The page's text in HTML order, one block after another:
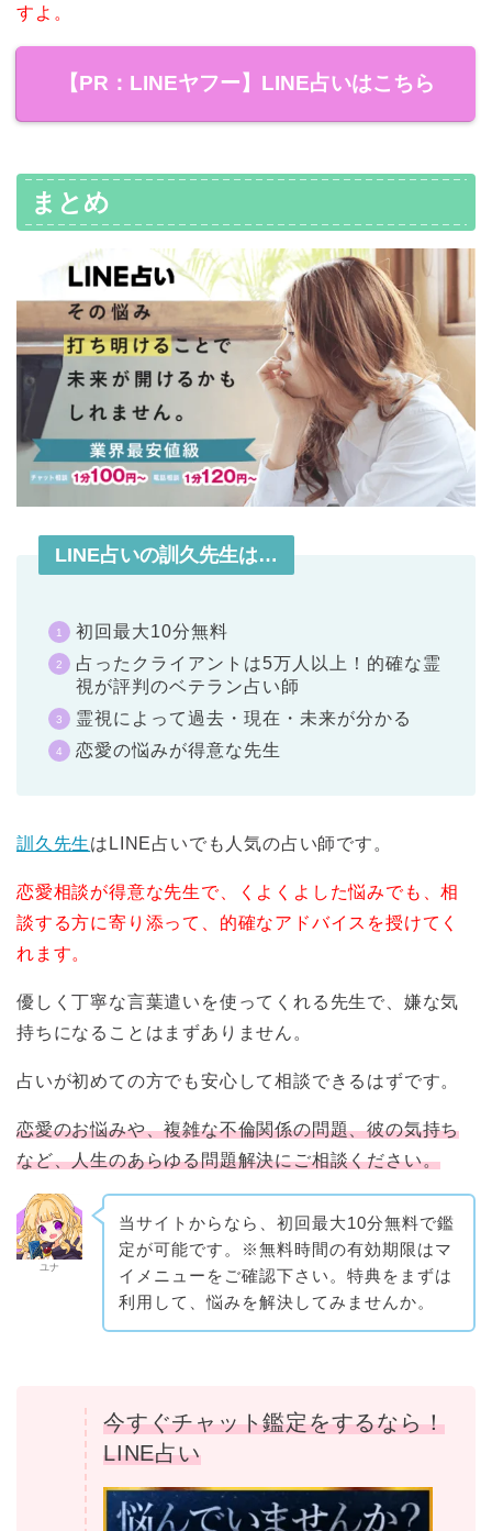
すよ。
【PR：LINEヤフー】LINE占いはこちら
まとめ
LINE占いの訓久先生は…
初回最大10分無料
占ったクライアントは5万人以上！的確な霊
視が評判のベテラン占い師
霊視によって過去・現在・未来が分かる
恋愛の悩みが得意な先生
訓久先生はLINE占いでも人気の占い師です。
恋愛相談が得意な先生で、くよくよした悩みでも、相
談する方に寄り添って、的確なアドバイスを授けてく
れます。
優しく丁寧な言葉遣いを使ってくれる先生で、嫌な気
持ちになることはまずありません。
占いが初めての方でも安心して相談できるはずです。
恋愛のお悩みや、複雑な不倫関係の問題、彼の気持ち
など、人生のあらゆる問題解決にご相談ください。
ユナ
当サイトからなら、初回最大10分無料で鑑
定が可能です。※無料時間の有効期限はマ
イメニューをご確認下さい。特典をまずは
利用して、悩みを解決してみませんか。
今すぐチャット鑑定をするなら！
LINE占い